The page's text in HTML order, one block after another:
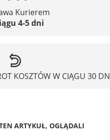
Kurierem
4-5 dni
KOSZTÓW W CIĄGU 30
ARTYKUŁ, OGLĄDALI